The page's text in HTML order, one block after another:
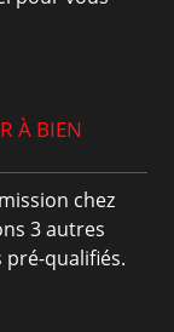
À BIEN
chez
3 autres
qualifiés.